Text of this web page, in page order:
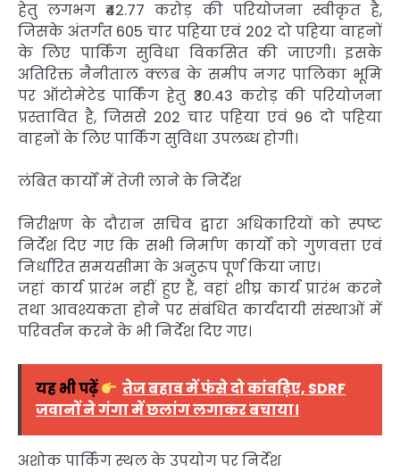
हेतु लगभग ₹42.77 करोड़ की परियोजना स्वीकृत है,
जिसके अंतर्गत 605 चार पहिया एवं 202 दो पहिया वाहनों
के लिए पार्किंग सुविधा विकसित की जाएगी। इसके
अतिरिक्त नैनीताल क्लब के समीप नगर पालिका भूमि
पर ऑटोमेटेड पार्किंग हेतु ₹30.43 करोड़ की परियोजना
प्रस्तावित है, जिससे 202 चार पहिया एवं 96 दो पहिया
वाहनों के लिए पार्किंग सुविधा उपलब्ध होगी।
लंबित कार्यों में तेजी लाने के निर्देश
निरीक्षण के दौरान सचिव द्वारा अधिकारियों को स्पष्ट
निर्देश दिए गए कि सभी निर्माण कार्यों को गुणवत्ता एवं
निर्धारित समयसीमा के अनुरूप पूर्ण किया जाए।
जहां कार्य प्रारंभ नहीं हुए हैं, वहां शीघ्र कार्य प्रारंभ करने
तथा आवश्यकता होने पर संबंधित कार्यदायी संस्थाओं में
परिवर्तन करने के भी निर्देश दिए गए।
यह भी पढ़ें
तेज बहाव में फंसे दो कांवड़िए, SDRF
जवानों ने गंगा में छलांग लगाकर बचाया।
अशोक पार्किंग स्थल के उपयोग पर निर्देश